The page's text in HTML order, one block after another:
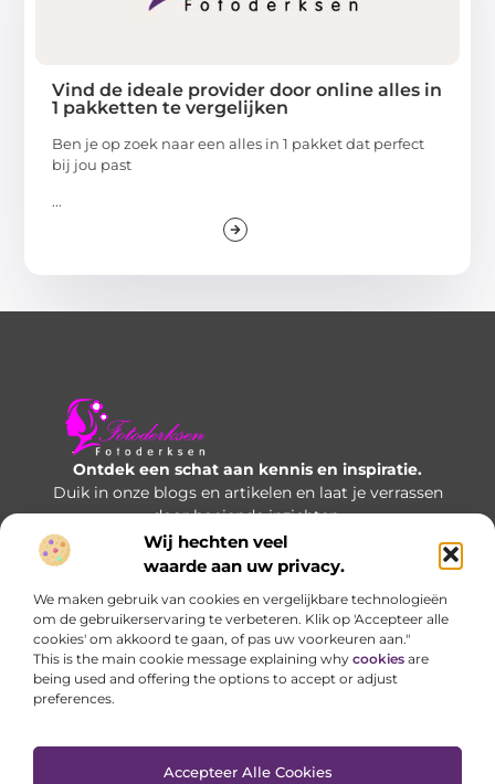
Wij hechten veel
waarde aan uw privacy.
We maken gebruik van cookies en vergelijkbare technologieën
om de gebruikerservaring te verbeteren. Klik op 'Accepteer alle
cookies' om akkoord te gaan, of pas uw voorkeuren aan."
This is the main cookie message explaining why cookies are
being used and offering the options to accept or adjust
preferences.
Accepteer Alle Cookies
Vind de ideale provider door online alles in
1 pakketten te vergelijken
Ben je op zoek naar een alles in 1 pakket dat perfect
bij jou past
...
Ontdek een schat aan kennis en inspiratie.
Duik in onze blogs en artikelen en laat je verrassen
door boeiende inzichten.
Bericht categorie
Onze informatie